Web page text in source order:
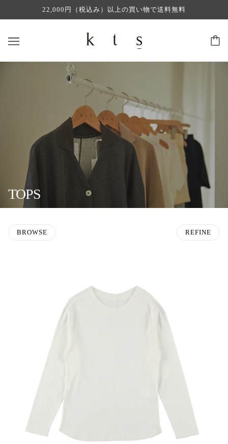
22,000円（税込み）以上の買い物で送料無料
TOPS
BROWSE REFINE